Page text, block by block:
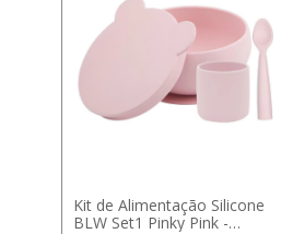
Kit de Alimentação Silicone
BLW Set1 Pinky Pink -